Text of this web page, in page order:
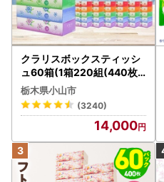
クラリスボックスティッシ
ュ60箱(1箱220組(440枚))
(5個入り×12セット)【配送
不可地域：離島・沖縄県】
【1256759】
栃木県小山市
(3240)
14,000